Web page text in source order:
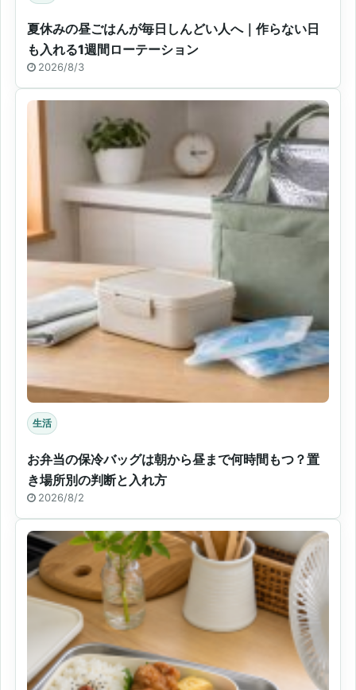
夏休みの昼ごはんが毎日しんどい人へ｜作らない日
も入れる1週間ローテーション
2026/8/3
生活
お弁当の保冷バッグは朝から昼まで何時間もつ？置
き場所別の判断と入れ方
2026/8/2